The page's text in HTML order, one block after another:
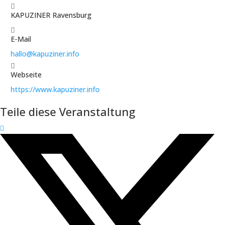
KAPUZINER Ravensburg
E-Mail
hallo@kapuziner.info
Webseite
https://www.kapuziner.info
Teile diese Veranstaltung